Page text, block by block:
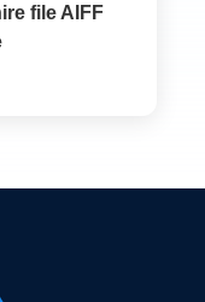
file AIFF